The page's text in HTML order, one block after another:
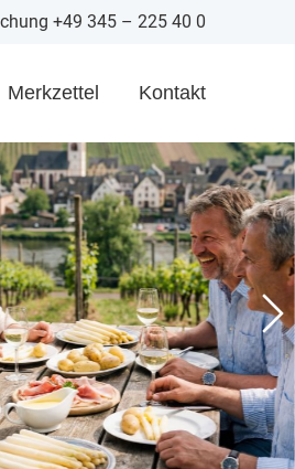
+49 345 – 225 40 0
Merkzettel Kontakt